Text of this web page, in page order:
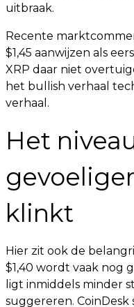
uitbraak.
Recente
$1,45 aanwijzen als
XRP daar niet
het bullish verhaal
verhaal.
Het
klinkt
Hier zit ook de
$1,40 wordt vaak nog
ligt inmiddels minder
suggereren. CoinDesk